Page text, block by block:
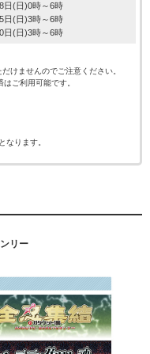
日(日)0時～6時
日(日)3時～6時
日(日)3時～6時
けませんのでご注意ください。
ご利用可能です。
なります。
リー